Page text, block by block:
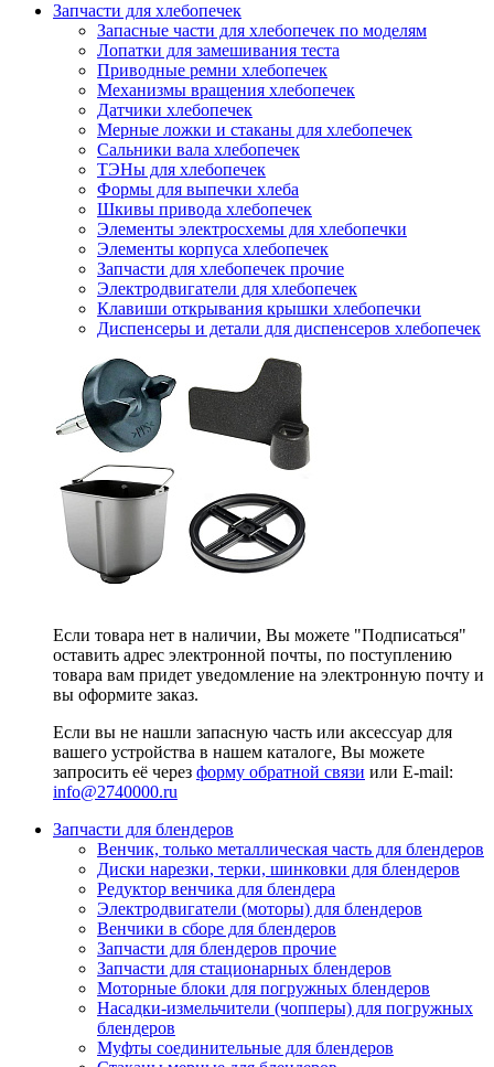
Запчасти для хлебопечек
Запасные части для хлебопечек по моделям
Лопатки для замешивания теста
Приводные ремни хлебопечек
Механизмы вращения хлебопечек
Датчики хлебопечек
Мерные ложки и стаканы для хлебопечек
Сальники вала хлебопечек
ТЭНы для хлебопечек
Формы для выпечки хлеба
Шкивы привода хлебопечек
Элементы электросхемы для хлебопечки
Элементы корпуса хлебопечек
Запчасти для хлебопечек прочие
Электродвигатели для хлебопечек
Клавиши открывания крышки хлебопечки
Диспенсеры и детали для диспенсеров хлебопечек
Если товара нет в наличии, Вы можете "Подписаться"
оставить адрес электронной почты, по поступлению
товара вам придет уведомление на электронную почту и
вы оформите заказ.
Если вы не нашли запасную часть или аксессуар для
вашего устройства в нашем каталоге, Вы можете
запросить её через форму обратной связи или E-mail:
info@2740000.ru
Запчасти для блендеров
Венчик, только металлическая часть для блендеров
Диски нарезки, терки, шинковки для блендеров
Редуктор венчика для блендера
Электродвигатели (моторы) для блендеров
Венчики в сборе для блендеров
Запчасти для блендеров прочие
Запчасти для стационарных блендеров
Моторные блоки для погружных блендеров
Насадки-измельчители (чопперы) для погружных
блендеров
Муфты соединительные для блендеров